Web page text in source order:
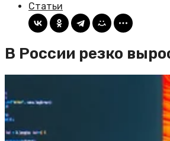
Статьи
В России резко